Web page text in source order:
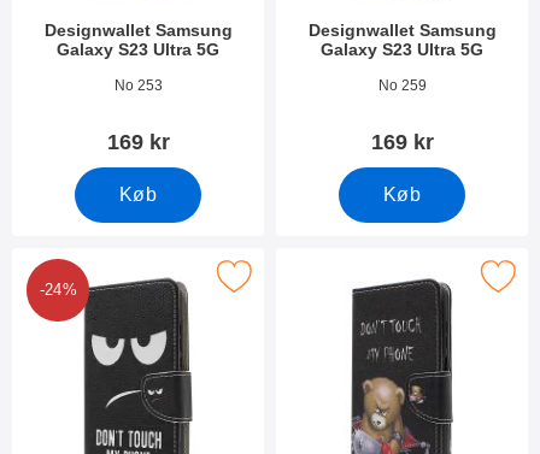
Designwallet Samsung
Galaxy S23 Ultra 5G
Varenr 47568No 253
169 kr
Køb
Designwallet Samsung
Galaxy S23 Ultra 5G
Varenr 47565No 259
169 kr
Køb
-24%
designwallet Samsung Galaxy S23 Ultra 5G som favorit
Marker designwallet Samsung